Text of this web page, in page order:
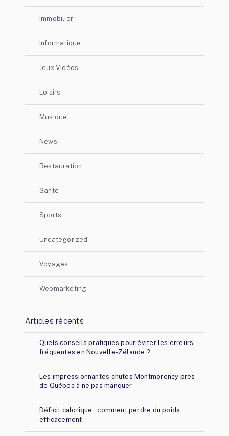
Immobilier
Informatique
Jeux Vidéos
Loisirs
Musique
News
Restauration
Santé
Sports
Uncategorized
Voyages
Webmarketing
Articles récents
Quels conseils pratiques pour éviter les erreurs
fréquentes en Nouvelle-Zélande ?
Les impressionnantes chutes Montmorency près
de Québec à ne pas manquer
Déficit calorique : comment perdre du poids
efficacement